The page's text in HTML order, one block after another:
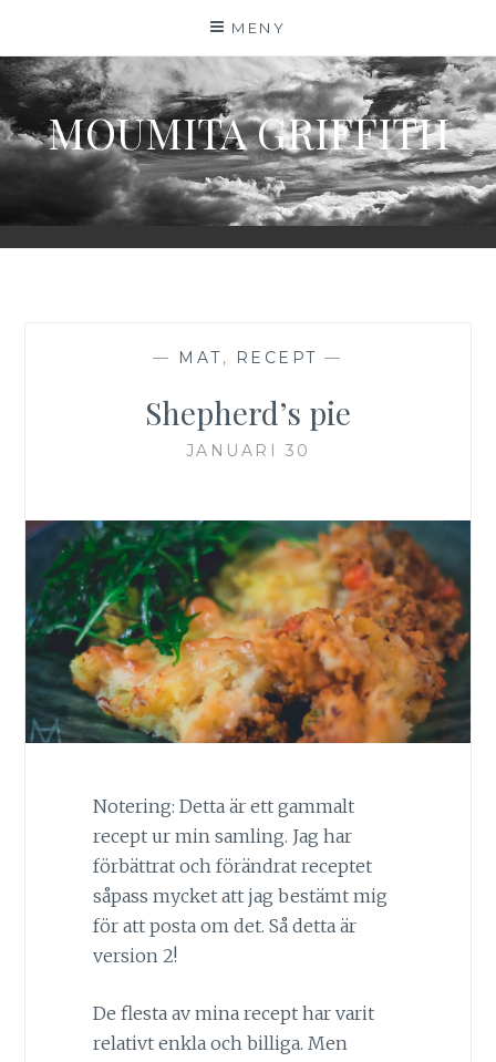
innehåll
MENY
MOUMITA GRIFFITH
— MAT, RECEPT —
Shepherd’s pie
JANUARI 30
Notering: Detta är ett gammalt
recept ur min samling. Jag har
förbättrat och förändrat receptet
såpass mycket att jag bestämt mig
för att posta om det. Så detta är
version 2!
De flesta av mina recept har varit
relativt enkla och billiga. Men